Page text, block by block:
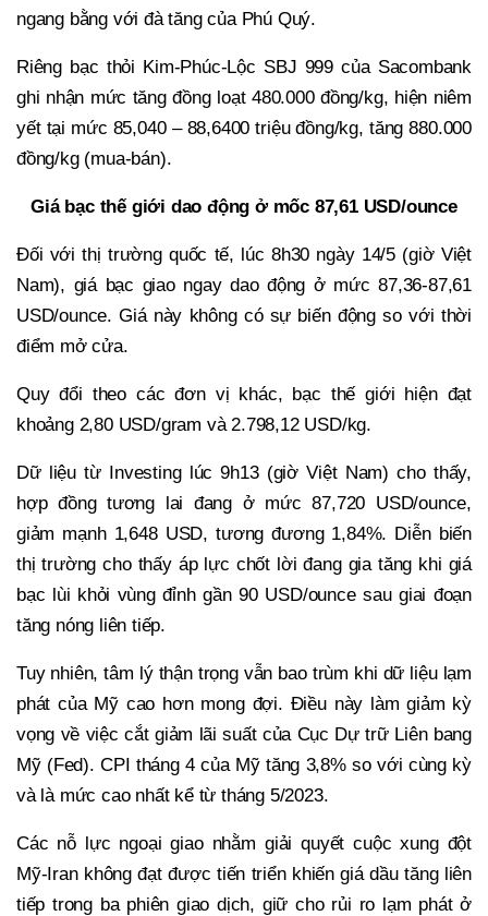
ngang bằng với đà tăng của Phú Quý.
Riêng bạc thỏi Kim-Phúc-Lộc SBJ 999 của Sacombank
ghi nhận mức tăng đồng loạt 480.000 đồng/kg, hiện niêm
yết tại mức 85,040 – 88,6400 triệu đồng/kg, tăng 880.000
đồng/kg (mua-bán).
Giá bạc thế giới dao động ở mốc 87,61 USD/ounce
Đối với thị trường quốc tế, lúc 8h30 ngày 14/5 (giờ Việt
Nam), giá bạc giao ngay dao động ở mức 87,36-87,61
USD/ounce. Giá này không có sự biến động so với thời
điểm mở cửa.
Quy đổi theo các đơn vị khác, bạc thế giới hiện đạt
khoảng 2,80 USD/gram và 2.798,12 USD/kg.
Dữ liệu từ Investing lúc 9h13 (giờ Việt Nam) cho thấy,
hợp đồng tương lai đang ở mức 87,720 USD/ounce,
giảm mạnh 1,648 USD, tương đương 1,84%. Diễn biến
thị trường cho thấy áp lực chốt lời đang gia tăng khi giá
bạc lùi khỏi vùng đỉnh gần 90 USD/ounce sau giai đoạn
tăng nóng liên tiếp.
Tuy nhiên, tâm lý thận trọng vẫn bao trùm khi dữ liệu lạm
phát của Mỹ cao hơn mong đợi. Điều này làm giảm kỳ
vọng về việc cắt giảm lãi suất của Cục Dự trữ Liên bang
Mỹ (Fed). CPI tháng 4 của Mỹ tăng 3,8% so với cùng kỳ
và là mức cao nhất kể từ tháng 5/2023.
Các nỗ lực ngoại giao nhằm giải quyết cuộc xung đột
Mỹ-Iran không đạt được tiến triển khiến giá dầu tăng liên
tiếp trong ba phiên giao dịch, giữ cho rủi ro lạm phát ở